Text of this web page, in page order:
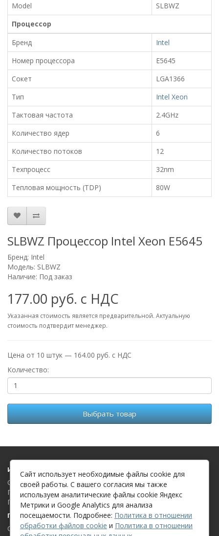
Model
SLBWZ
Процессор
Бренд
Intel
Номер процессора
E5645
Сокет
LGA1366
Тип
Intel Xeon
Тактовая частота
2.4GHz
Количество ядер
6
Количество потоков
12
Техпроцесс
32nm
Тепловая мощность (TDP)
80W
SLBWZ Процессор Intel Xeon E5645
Бренд: Intel
Модель: SLBWZ
Наличие: Под заказ
177.00 руб. с НДС
Указанная стоимость является предварительной. Актуальную
стоимость подтвердит менеджер.
Цена от 10 штук — 164.00 руб. с НДС
Количество:
Выбрать товар
Информация
О компании
Политика в отношении обработки файлов cookie
Политика в отношении обработки персональных данных
Поддержка клиентов
Связаться с нами
Сайт использует необходимые файлы cookie для
своей работы. С вашего согласия мы также
используем аналитические файлы cookie Яндекс
Метрики и Google Analytics для анализа
посещаемости. Подробнее: Политика в отношении
обработки файлов cookie и Политика в отношении